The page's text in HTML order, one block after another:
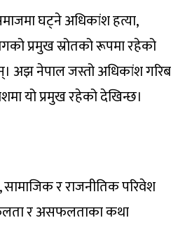
घट्ने अधिकांश हत्या,
प्रमुख स्रोतको रूपमा रहेको
अझ नेपाल जस्तो अधिकांश गरिब
यो प्रमुख रहेको देखिन्छ।
र राजनीतिक परिवेश
र असफलताका कथा